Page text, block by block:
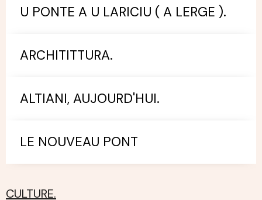
U PONTE A U LARICIU ( A LERGE ).
ARCHITITTURA.
ALTIANI, AUJOURD'HUI.
LE NOUVEAU PONT
CULTURE.